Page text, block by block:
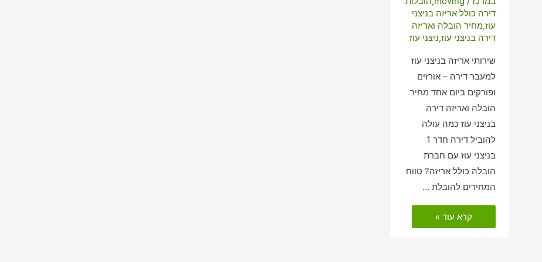
דירה כולל אריזה בניצני
עוז,מחיר הובלה ואריזה
דירה בניצני עוז,ניצני עוז
שירותי אריזה בניצני עוז
למעבר דירה – אורזים
ופורקים ביום אחד מחיר
הובלה ואריזה דירה
בניצני עוז כמה עולה
להוביל דירה חדר 1
בניצני עוז עם חברת
הובלה כולל אריזה? טווח
המחירים להובלת …
הובלות
דירה
כולל
קרא עוד »